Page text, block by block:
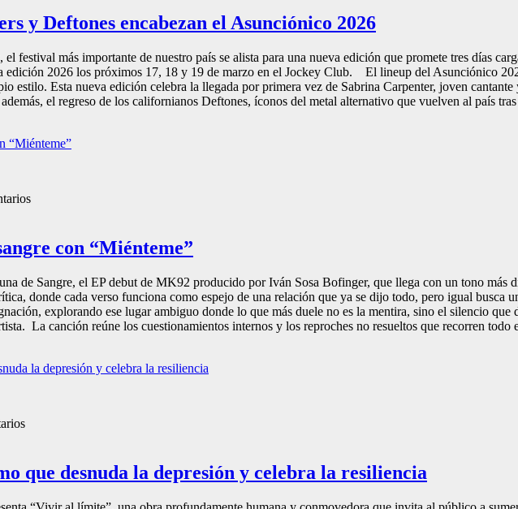
y Deftones encabezan el Asunciónico 2026
festival más importante de nuestro país se alista para una nueva edición que promete tres días
2026 los próximos 17, 18 y 19 de marzo en el Jockey Club. El lineup del Asunciónico
estilo. Esta nueva edición celebra la llegada por primera vez de Sabrina Carpenter, joven
el regreso de los californianos Deftones, íconos del metal alternativo que vuelven al país
con “Miénteme”
de Sangre, el EP debut de MK92 producido por Iván Sosa Bofinger, que llega con un tono más
donde cada verso funciona como espejo de una relación que ya se dijo todo, pero igual busca
explorando ese lugar ambiguo donde lo que más duele no es la mentira, sino el silencio
La canción reúne los cuestionamientos internos y los reproches no resueltos que recorren todo
que desnuda la depresión y celebra la resiliencia